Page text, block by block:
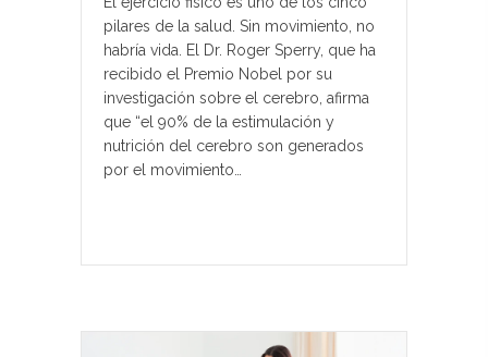
pilares de la salud. Sin movimiento, no
habría vida. El Dr. Roger Sperry, que ha
recibido el Premio Nobel por su
investigación sobre el cerebro, afirma
que “el 90% de la estimulación y
nutrición del cerebro son generados
por el movimiento…